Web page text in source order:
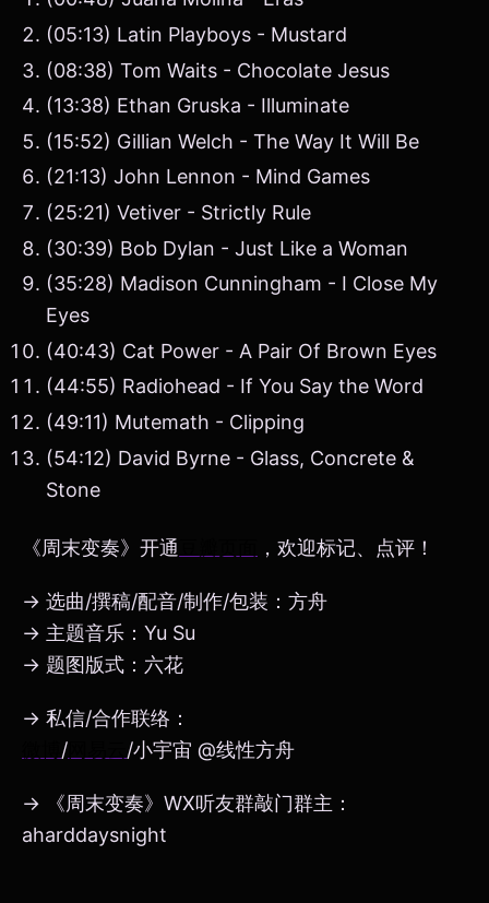
(05:13) Latin Playboys - Mustard
(08:38) Tom Waits - Chocolate Jesus
(13:38) Ethan Gruska - Illuminate
(15:52) Gillian Welch - The Way It Will Be
(21:13) John Lennon - Mind Games
(25:21) Vetiver - Strictly Rule
(30:39) Bob Dylan - Just Like a Woman
(35:28) Madison Cunningham - I Close My
Eyes
(40:43) Cat Power - A Pair Of Brown Eyes
(44:55) Radiohead - If You Say the Word
(49:11) Mutemath - Clipping
(54:12) David Byrne - Glass, Concrete &
Stone
《周末变奏》开通 ，欢迎标记、点评！
→ 选曲/撰稿/配音/制作/包装：方舟
→ 主题音乐：Yu Su
→ 题图版式：六花
→ 私信/合作联络：
/ /小宇宙 @线性方舟
→ 《周末变奏》WX听友群敲门群主：
aharddaysnight